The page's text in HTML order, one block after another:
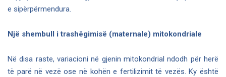
e sipërpërmendura.
Një shembull i trashëgimisë (maternale) mitokondriale
Në disa raste, variacioni në gjenin mitokondrial ndodh për herë
të parë në vezë ose në kohën e fertilizimit të vezës. Ky është